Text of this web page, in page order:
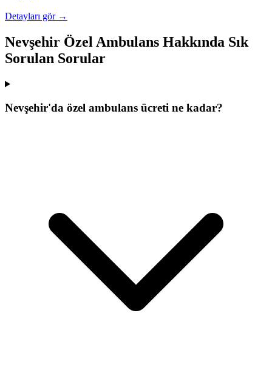
Detayları gör →
Nevşehir Özel Ambulans Hakkında Sık
Sorulan Sorular
Nevşehir'da özel ambulans ücreti ne kadar?